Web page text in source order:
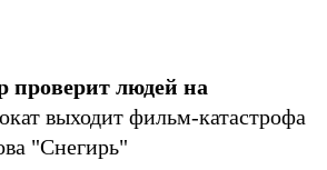
проверит людей на
выходит фильм-катастрофа
"Снегирь"